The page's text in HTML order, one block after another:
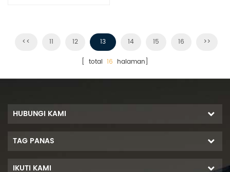
<< 11 12 13 14 15 16 >>
[ total 16 halaman]
HUBUNGI KAMI
TAG PANAS
IKUTI KAMI